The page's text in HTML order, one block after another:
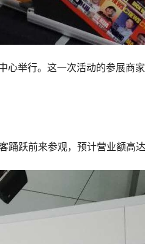
举行。这一次活动的参展商
跃前来参观，预计营业额高达